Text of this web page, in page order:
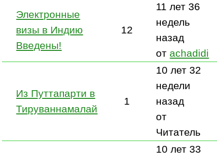
Электронные
визы в Индию
Введены!
12
11 лет 36
недель
назад
от achadidi
Из Путтапарти в
Тируваннамалай
1
10 лет 32
недели
назад
от
Читатель
10 лет 33